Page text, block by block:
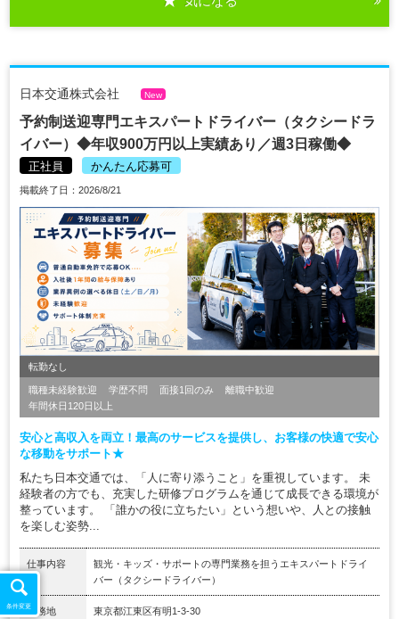
日本交通株式会社 New
予約制送迎専門エキスパートドライバー（タクシードラ
イバー）◆年収900万円以上実績あり／週3日稼働◆
正社員 かんたん応募可
掲載終了日：2026/8/21
転勤なし
職種未経験歓迎 学歴不問 面接1回のみ
離職中歓迎
年間休日120日以上
安心と高収入を両立！最高のサービスを提供し、お客様の快適で安心
な移動をサポート★
私たち日本交通では、「人に寄り添うこと」を重視しています。 未
経験者の方でも、充実した研修プログラムを通じて成長できる環境が
整っています。 「誰かの役に立ちたい」という想いや、人との接触
を楽しむ姿勢...
仕事内容
観光・キッズ・サポートの専門業務を担うエキスパートドライ
バー（タクシードライバー）
勤務地 東京都江東区有明1-3-30
条件変更